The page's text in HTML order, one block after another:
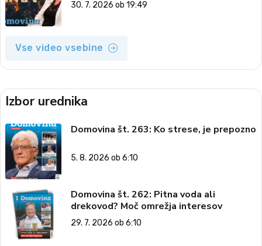
30. 7. 2026 ob 19:49
Vse video vsebine
Izbor urednika
Domovina št. 263: Ko strese, je prepozno
5. 8. 2026 ob 6:10
Domovina št. 262: Pitna voda ali
drekovod? Moč omrežja interesov
29. 7. 2026 ob 6:10